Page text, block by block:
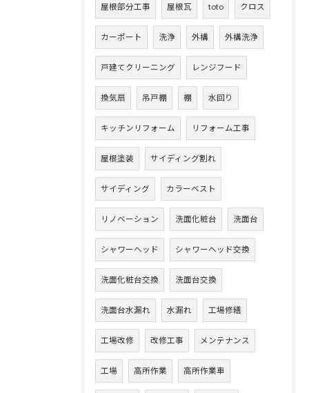
屋根部分工事 屋根瓦 toto クロス
カーポート 洗浄 外構 外構洗浄
戸建てクリーニング レンジフード
換気扇 吊戸棚 棚 水回り
キッチンリフォーム リフォーム工事
屋根塗装 サイディング割れ
サイディング カラーベスト
リノベーション 洗面化粧台 洗面台
シャワーヘッド シャワーヘッド交換
洗面化粧台交換 洗面台交換
洗面台水漏れ 水漏れ 工場修繕
工場改修 改修工事 メンテナンス
工場 高所作業 高所作業車